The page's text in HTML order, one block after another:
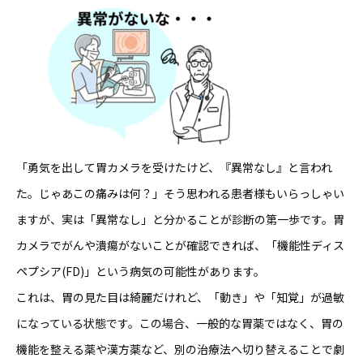
「勇気を出して胃カメラを受けたけど、『異常なし』と言われ
た。じゃあこの痛みは何？」そう思われる患者様もいらっしゃい
ますが、実は「異常なし」と分かることが診断の第一歩です。胃
カメラでがんや潰瘍がないことが確認できれば、「機能性ディス
ペプシア(FD)」という病気の可能性があります。
これは、胃の見た目は綺麗だけれど、「動き」や「知覚」が過敏
になっている状態です。この場合、一般的な胃薬ではなく、胃の
機能を整える薬や漢方薬など、別の治療法へ切り替えることで劇